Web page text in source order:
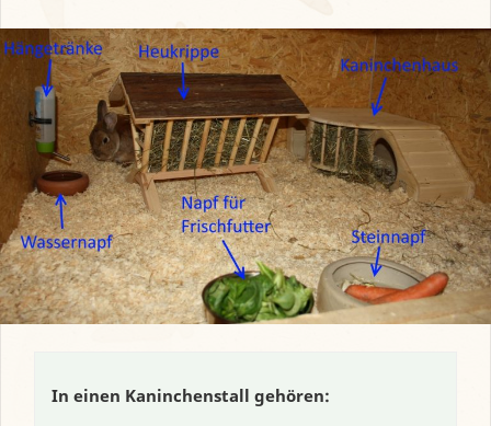
In einen Kaninchenstall gehören: